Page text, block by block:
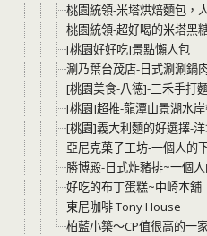
桃園統領-米塔烘焙麵包，
桃園統領-超好喝的米塔黑
[桃園好好吃]景點懶人包
涮乃葉台茂店-日式涮涮鍋
[桃園美食-八德]-三禾手打
[桃園]超推-龍潭山景湖水
[桃園]義大利麵的好選擇-
亞尼克菓子工坊-一個人的
勝博殿-日式炸豬排~一個
好吃的布丁蛋糕~中崎本舖
東尼咖啡 Tony House
柏藍小築～CP值很高的一